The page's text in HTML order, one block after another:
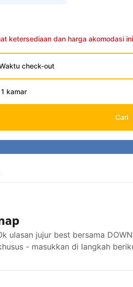
ketersediaan dan harga akomodasi ini
check-out
kamar
Cari
ulasan jujur best bersama
- masukkan di langkah